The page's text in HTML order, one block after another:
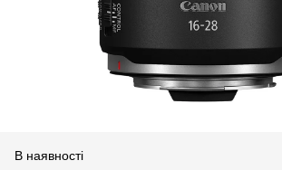
В наявності